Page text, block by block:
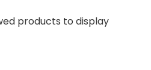
products to display